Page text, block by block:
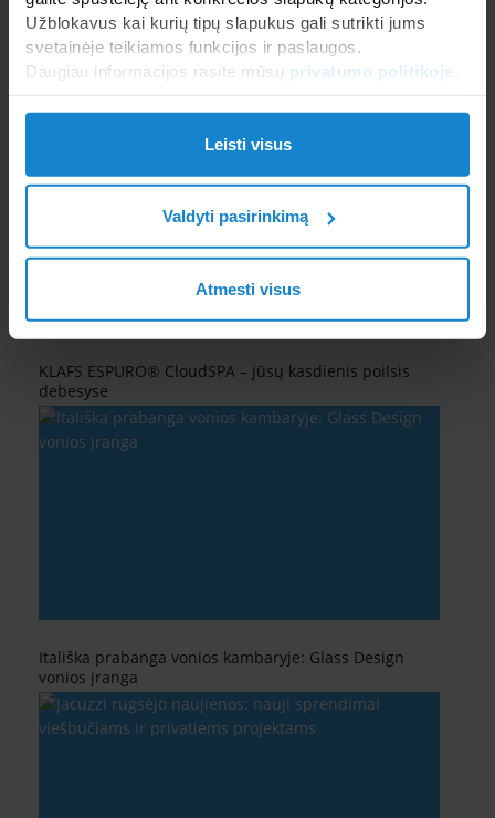
Užblokavus kai kurių tipų slapukus gali sutrikti jums
svetainėje teikiamos funkcijos ir paslaugos.
Daugiau informacijos rasite mūsų privatumo politikoje
Leisti visus
Valdyti pasirinkimą
Atmesti visus
KLAFS ESPURO® CloudSPA – jūsų kasdienis poilsis
debesyse
Itališka prabanga vonios kambaryje: Glass Design
vonios įranga